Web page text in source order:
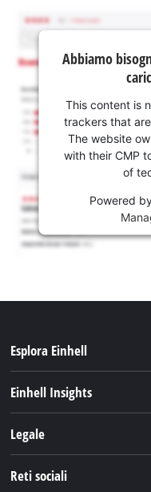
Abbiamo
This content is
trackers that
The website
with their CMP
of
Powered
Esplora Einhell
Chi siamo
Einhell Insights
Einhell prodotti
Legale
Reti sociali